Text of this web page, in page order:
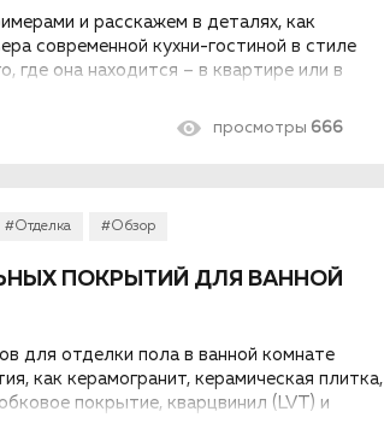
и расскажем в деталях, как
современной кухни-гостиной в стиле
где она находится – в квартире или в
просмотры 666
#Отделка #Обзор
ПОКРЫТИЙ ДЛЯ ВАННОЙ
для отделки пола в ванной комнате
как керамогранит, керамическая плитка,
покрытие, кварцвинил (LVT) и